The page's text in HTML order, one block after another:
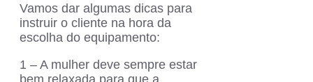
Vamos dar algumas dicas para
instruir o cliente na hora da
escolha do equipamento:
1 – A mulher deve sempre estar
bem relaxada para que a